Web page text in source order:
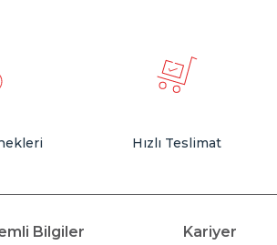
Hızlı Teslimat
Bilgiler Kariyer